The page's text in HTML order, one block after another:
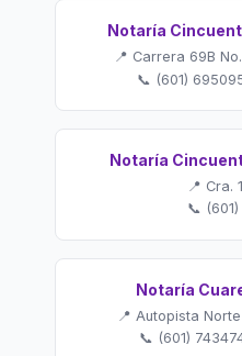
Notaría
📍 Carrera 69B
📞 (601)
Notaría
📍 Cra.
📞
Notaría
📍 Autopista
📞 (601)